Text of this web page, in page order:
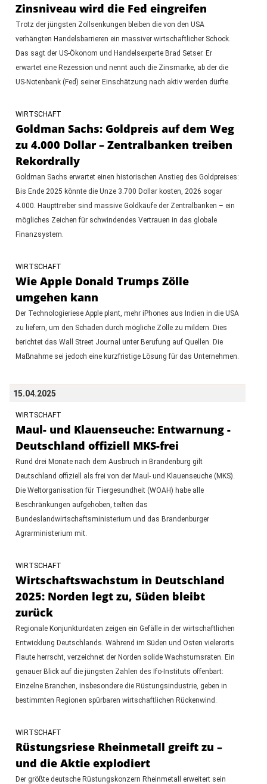
Zinsniveau wird die Fed eingreifen
Trotz der jüngsten Zollsenkungen bleiben die von den USA
verhängten Handelsbarrieren ein massiver wirtschaftlicher Schock.
Das sagt der US-Ökonom und Handelsexperte Brad Setser. Er
erwartet eine Rezession und nennt auch die Zinsmarke, ab der die
US-Notenbank (Fed) seiner Einschätzung nach aktiv werden dürfte.
WIRTSCHAFT
Goldman Sachs: Goldpreis auf dem Weg
zu 4.000 Dollar – Zentralbanken treiben
Rekordrally
Goldman Sachs erwartet einen historischen Anstieg des Goldpreises:
Bis Ende 2025 könnte die Unze 3.700 Dollar kosten, 2026 sogar
4.000. Haupttreiber sind massive Goldkäufe der Zentralbanken – ein
mögliches Zeichen für schwindendes Vertrauen in das globale
Finanzsystem.
WIRTSCHAFT
Wie Apple Donald Trumps Zölle
umgehen kann
Der Technologieriese Apple plant, mehr iPhones aus Indien in die USA
zu liefern, um den Schaden durch mögliche Zölle zu mildern. Dies
berichtet das Wall Street Journal unter Berufung auf Quellen. Die
Maßnahme sei jedoch eine kurzfristige Lösung für das Unternehmen.
15.04.2025
WIRTSCHAFT
Maul- und Klauenseuche: Entwarnung -
Deutschland offiziell MKS-frei
Rund drei Monate nach dem Ausbruch in Brandenburg gilt
Deutschland offiziell als frei von der Maul- und Klauenseuche (MKS).
Die Weltorganisation für Tiergesundheit (WOAH) habe alle
Beschränkungen aufgehoben, teilten das
Bundeslandwirtschaftsministerium und das Brandenburger
Agrarministerium mit.
WIRTSCHAFT
Wirtschaftswachstum in Deutschland
2025: Norden legt zu, Süden bleibt
zurück
Regionale Konjunkturdaten zeigen ein Gefälle in der wirtschaftlichen
Entwicklung Deutschlands. Während im Süden und Osten vielerorts
Flaute herrscht, verzeichnet der Norden solide Wachstumsraten. Ein
genauer Blick auf die jüngsten Zahlen des Ifo-Instituts offenbart:
Einzelne Branchen, insbesondere die Rüstungsindustrie, geben in
bestimmten Regionen spürbaren wirtschaftlichen Rückenwind.
WIRTSCHAFT
Rüstungsriese Rheinmetall greift zu –
und die Aktie explodiert
Der größte deutsche Rüstungskonzern Rheinmetall erweitert sein